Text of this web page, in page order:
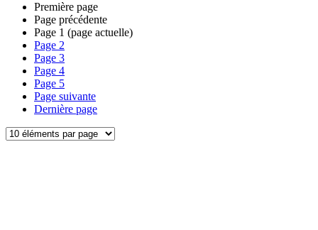
Première page
Page précédente
Page 1 (page actuelle)
Page 2
Page 3
Page 4
Page 5
Page suivante
Dernière page